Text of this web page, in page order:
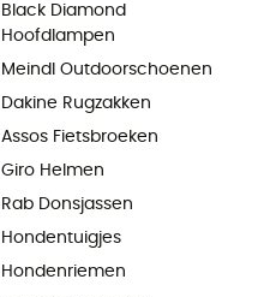
Black Diamond
Hoofdlampen
Meindl Outdoorschoenen
Dakine Rugzakken
Assos Fietsbroeken
Giro Helmen
Rab Donsjassen
Hondentuigjes
Hondenriemen